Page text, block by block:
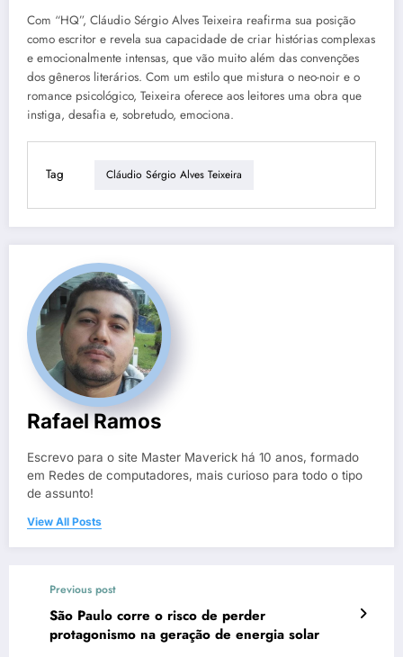
Com “HQ”, Cláudio Sérgio Alves Teixeira reafirma sua posição
como escritor e revela sua capacidade de criar histórias complexas
e emocionalmente intensas, que vão muito além das convenções
dos gêneros literários. Com um estilo que mistura o neo-noir e o
romance psicológico, Teixeira oferece aos leitores uma obra que
instiga, desafia e, sobretudo, emociona.
Tag Cláudio Sérgio Alves Teixeira
Rafael Ramos
Escrevo para o site Master Maverick há 10 anos, formado
em Redes de computadores, mais curioso para todo o tipo
de assunto!
View All Posts
Previous post
São Paulo corre o risco de perder
protagonismo na geração de energia solar